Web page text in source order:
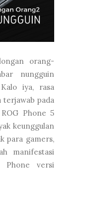
orang-
nungguin
iya, rasa
terjawab pada
Phone 5
keunggulan
para gamers,
manifestasi
Phone versi